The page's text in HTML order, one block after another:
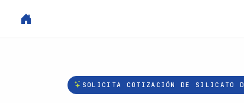
SOLICITA COTIZACIÓN DE SILICATO